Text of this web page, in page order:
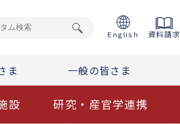
English 資料請求
ま 一般の皆さま
設 研究・産官学連携